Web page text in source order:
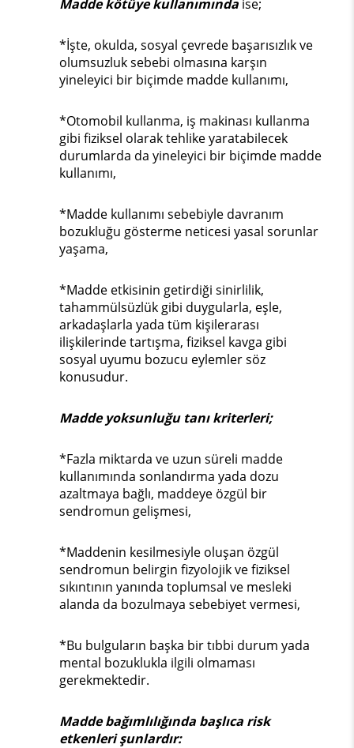
Madde kötüye kullanımında ise;
*İşte, okulda, sosyal çevrede başarısızlık ve
olumsuzluk sebebi olmasına karşın
yineleyici bir biçimde madde kullanımı,
*Otomobil kullanma, iş makinası kullanma
gibi fiziksel olarak tehlike yaratabilecek
durumlarda da yineleyici bir biçimde madde
kullanımı,
*Madde kullanımı sebebiyle davranım
bozukluğu gösterme neticesi yasal sorunlar
yaşama,
*Madde etkisinin getirdiği sinirlilik,
tahammülsüzlük gibi duygularla, eşle,
arkadaşlarla yada tüm kişilerarası
ilişkilerinde tartışma, fiziksel kavga gibi
sosyal uyumu bozucu eylemler söz
konusudur.
Madde yoksunluğu tanı kriterleri;
*Fazla miktarda ve uzun süreli madde
kullanımında sonlandırma yada dozu
azaltmaya bağlı, maddeye özgül bir
sendromun gelişmesi,
*Maddenin kesilmesiyle oluşan özgül
sendromun belirgin fizyolojik ve fiziksel
sıkıntının yanında toplumsal ve mesleki
alanda da bozulmaya sebebiyet vermesi,
*Bu bulguların başka bir tıbbi durum yada
mental bozuklukla ilgili olmaması
gerekmektedir.
Madde bağımlılığında başlıca risk
etkenleri şunlardır: